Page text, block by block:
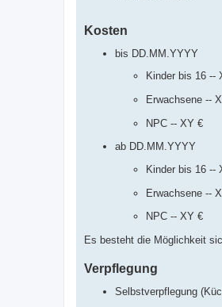
Kosten
bis DD.MM.YYYY
Kinder bis 16 --
Erwachsene --
NPC -- XY €
ab DD.MM.YYYY
Kinder bis 16 --
Erwachsene --
NPC -- XY €
Es besteht die Möglichkeit
Verpflegung
Selbstverpflegung